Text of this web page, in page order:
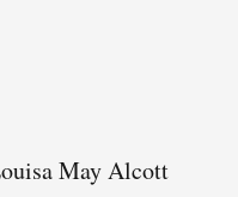
May Alcott